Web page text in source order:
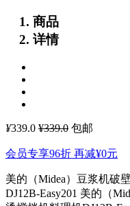
商品
详情
¥339.0 ¥339.0 包邮
会员专享96折 再减¥0元
美的（Midea）豆浆机破
DJ12B-Easy201 美的（